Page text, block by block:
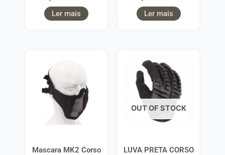
Ler mais Ler mais
Mascara MK2 Corso
OUT OF STOCK
LUVA PRETA CORSO